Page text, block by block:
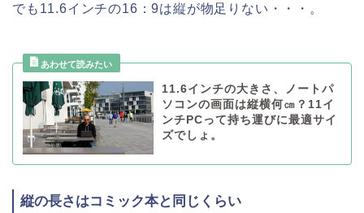
でも11.6インチの16：9は縦が物足りない・・・。
11.6インチの大きさ、ノートパ
ソコンの画面は縦横何㎝？11イ
ンチPCって持ち運びに最適サイ
ズでしょ。
縦の長さはコミック本と同じくらい